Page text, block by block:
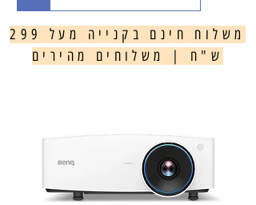
משלוח חינם בקנייה מעל 299
ש"ח | משלוחים מהירים